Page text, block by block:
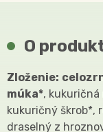
O
Zloženie:
múka*, kukuričná
kukuričný škrob*,
draselný z